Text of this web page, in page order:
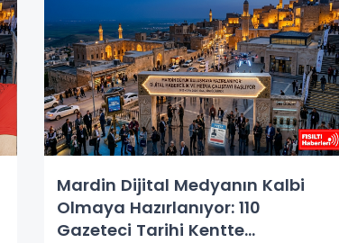
Mardin Dijital Medyanın Kalbi
Olmaya Hazırlanıyor: 110
Gazeteci Tarihi Kentte